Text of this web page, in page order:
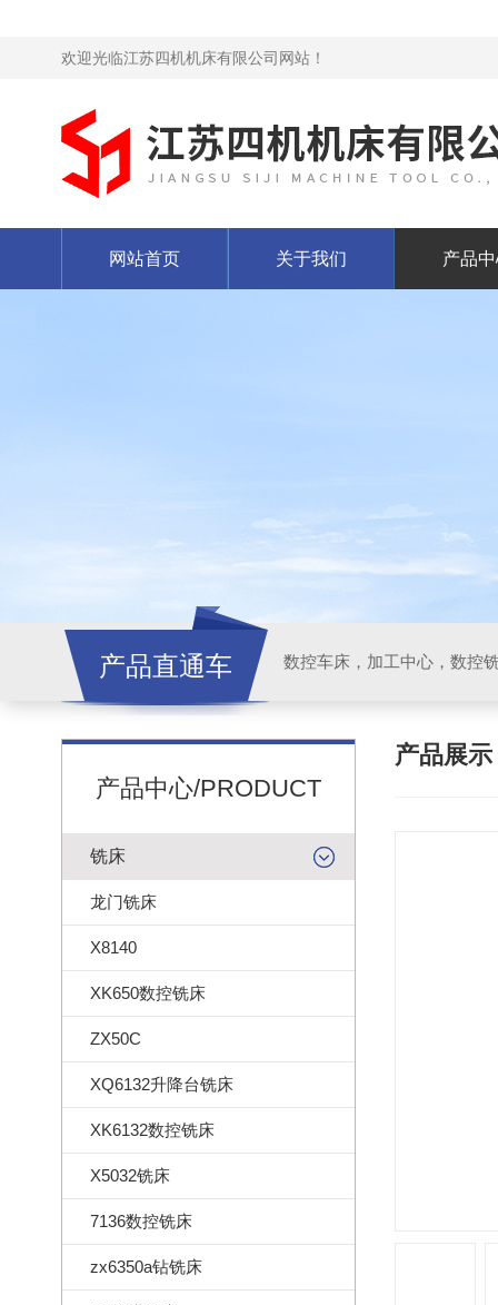
欢迎光临江苏四机机床有限公司网站！
网站首页 关于我们 产品
产品直通车
产品中心/PRODUCT
铣床
龙门铣床
X8140
XK650数控铣床
ZX50C
XQ6132升降台铣床
XK6132数控铣床
X5032铣床
7136数控铣床
zx6350a钻铣床
产品展示